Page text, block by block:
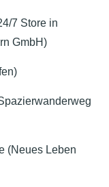
7 Store in
GmbH)
(Neues Leben